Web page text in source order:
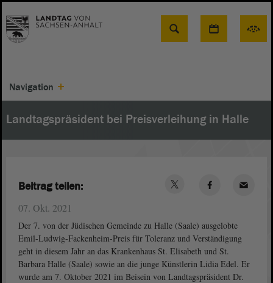
Suche
Navigation
Landtagspräsident bei Preisverleihung in Halle
07. Okt. 2021
Der 7. von der Jüdischen Gemeinde zu Halle (Saale) ausgelobte
Emil-Ludwig-Fackenheim-Preis für Toleranz und Verständigung
geht in diesem Jahr an das Krankenhaus St. Elisabeth und St.
Barbara Halle (Saale) sowie an die junge Künstlerin Lidia Edel. Er
wurde am 7. Oktober 2021 im Beisein von Landtagspräsident Dr.
Beitrag teilen: